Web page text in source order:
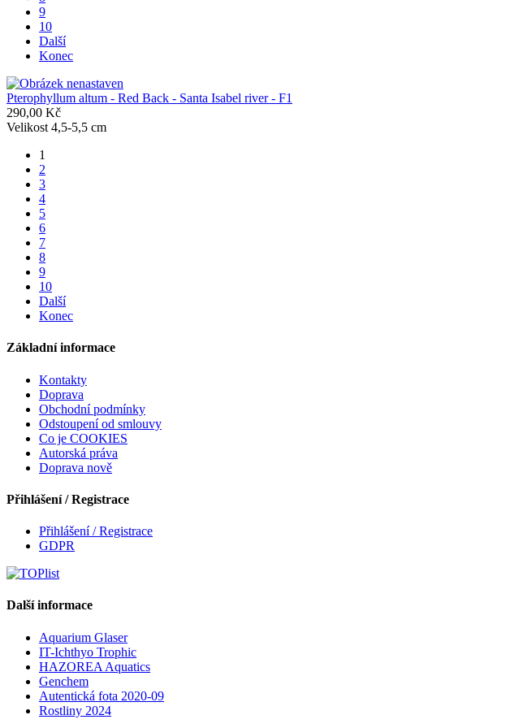
9
10
Další
Konec
Pterophyllum altum - Red Back - Santa Isabel river - F1
290,00 Kč
Velikost 4,5-5,5 cm
1
2
3
4
5
6
7
8
9
10
Další
Konec
Základní informace
Kontakty
Doprava
Obchodní podmínky
Odstoupení od smlouvy
Co je COOKIES
Autorská práva
Doprava nově
Přihlášení / Registrace
Přihlášení / Registrace
GDPR
Další informace
Aquarium Glaser
IT-Ichthyo Trophic
HAZOREA Aquatics
Genchem
Autentická fota 2020-09
Rostliny 2024